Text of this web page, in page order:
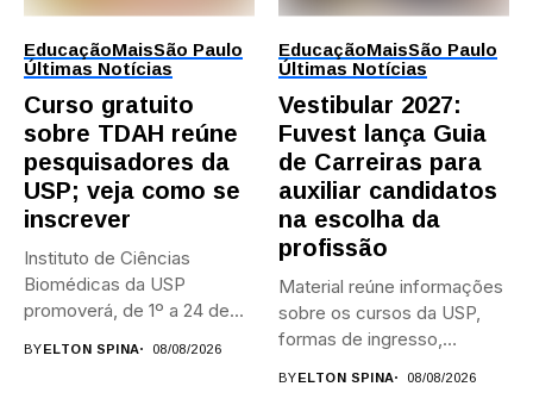
EducaçãoMaisSão Paulo
Últimas Notícias
Curso gratuito
sobre TDAH reúne
pesquisadores da
USP; veja como se
inscrever
Instituto de Ciências
Biomédicas da USP
promoverá, de 1º a 24 de...
BYELTON SPINA 08/08/2026
EducaçãoMaisSão Paulo
Últimas Notícias
Vestibular 2027:
Fuvest lança Guia
de Carreiras para
auxiliar candidatos
na escolha da
profissão
Material reúne informações
sobre os cursos da USP,
formas de ingresso,
BYELTON SPINA 08/08/2026